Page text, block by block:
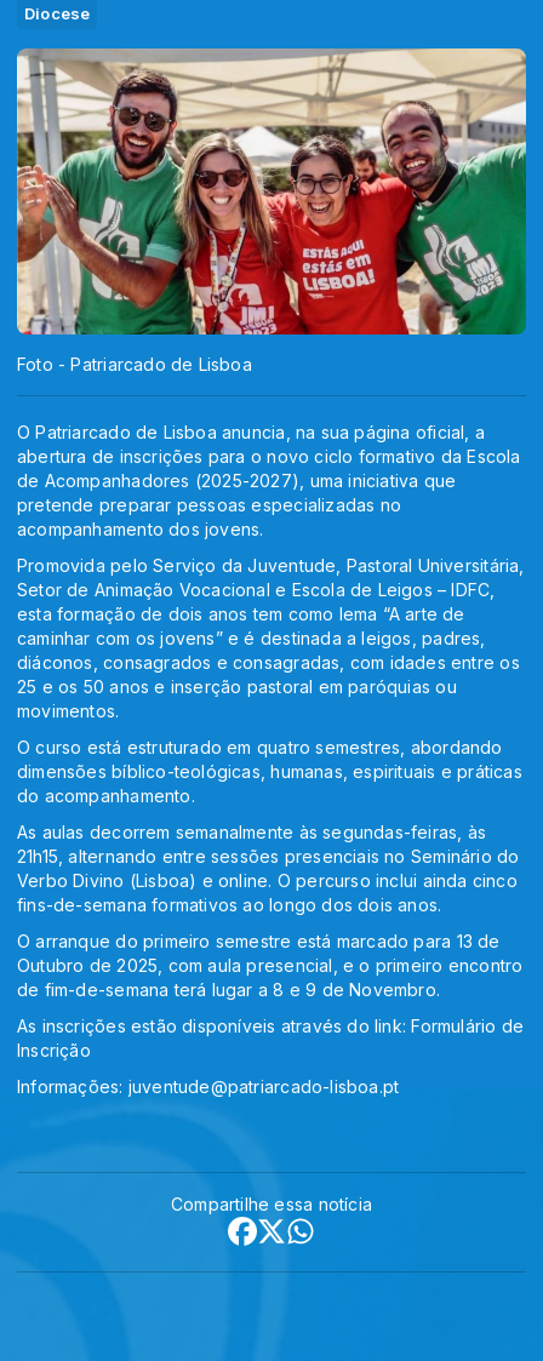
Diocese
Foto - Patriarcado de Lisboa
O Patriarcado de Lisboa anuncia, na sua página oficial, a
abertura de inscrições para o novo ciclo formativo da Escola
de Acompanhadores (2025-2027), uma iniciativa que
pretende preparar pessoas especializadas no
acompanhamento dos jovens.
Promovida pelo Serviço da Juventude, Pastoral Universitária,
Setor de Animação Vocacional e Escola de Leigos – IDFC,
esta formação de dois anos tem como lema “A arte de
caminhar com os jovens” e é destinada a leigos, padres,
diáconos, consagrados e consagradas, com idades entre os
25 e os 50 anos e inserção pastoral em paróquias ou
movimentos.
O curso está estruturado em quatro semestres, abordando
dimensões bíblico-teológicas, humanas, espirituais e práticas
do acompanhamento.
As aulas decorrem semanalmente às segundas-feiras, às
21h15, alternando entre sessões presenciais no Seminário do
Verbo Divino (Lisboa) e online. O percurso inclui ainda cinco
fins-de-semana formativos ao longo dos dois anos.
O arranque do primeiro semestre está marcado para 13 de
Outubro de 2025, com aula presencial, e o primeiro encontro
de fim-de-semana terá lugar a 8 e 9 de Novembro.
As inscrições estão disponíveis através do link: Formulário de
Inscrição
Informações: juventude@patriarcado-lisboa.pt
Compartilhe essa notícia